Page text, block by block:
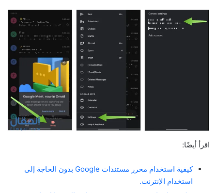
اقرأ أيضًا:
كيفية استخدام محرر مستندات Google بدون الحاجة إلى
استخدام الإنترنت.